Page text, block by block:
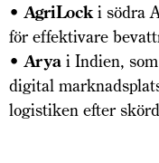
• AgriLocki södra
för effektivare
• Arya i Indien,
digital
logistiken efter